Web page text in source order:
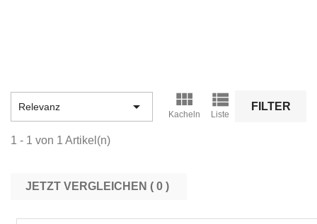
Relevanz  
Kacheln

Liste
FILTER
1 - 1 von 1 Artikel(n)
JETZT VERGLEICHEN ( 0